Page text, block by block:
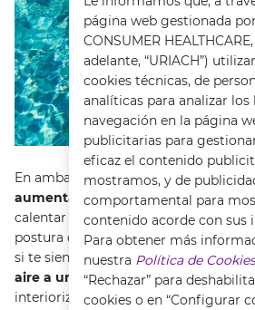
En ambas posiciones, es importante
aumentando la intensidad de
calentar correctamente. Presta
postura de tu cuerpo a la hora de
si te sientes confuso, tienes la opción
aire a un ritmo lento hasta que
interiorizado.
página web gestionada
CONSUMER
adelante, “URIACH”)
cookies técnicas, de
analíticas para analizar los
navegación en la página
publicitarias para
eficaz el contenido
mostramos, y de
comportamental para
contenido acorde con sus
Para obtener más
nuestra Política de Cookies
“Rechazar” para
cookies o en “Configurar